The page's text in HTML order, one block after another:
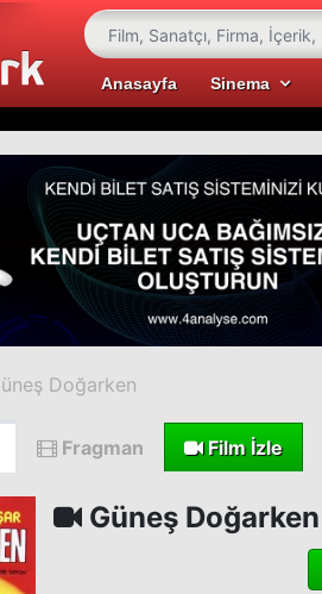
Anasayfa Sinema
Doğarken
Fragman Film İzle
Güneş Doğarken